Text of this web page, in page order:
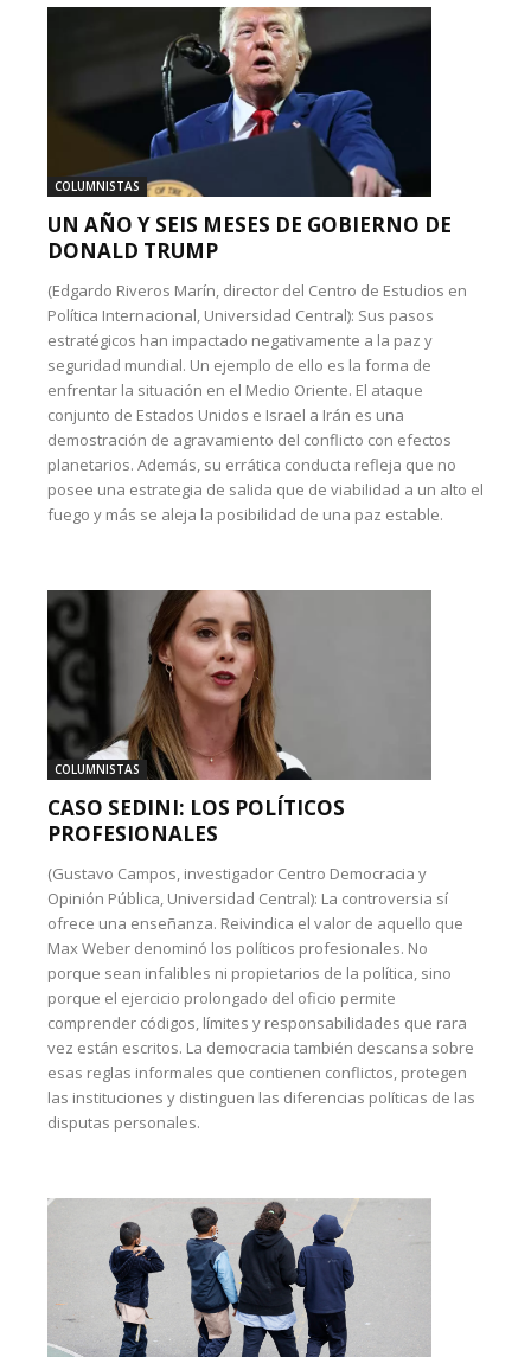
COLUMNISTAS
UN AÑO Y SEIS MESES DE GOBIERNO DE
DONALD TRUMP
(Edgardo Riveros Marín, director del Centro de Estudios en
Política Internacional, Universidad Central): Sus pasos
estratégicos han impactado negativamente a la paz y
seguridad mundial. Un ejemplo de ello es la forma de
enfrentar la situación en el Medio Oriente. El ataque
conjunto de Estados Unidos e Israel a Irán es una
demostración de agravamiento del conflicto con efectos
planetarios. Además, su errática conducta refleja que no
posee una estrategia de salida que de viabilidad a un alto el
fuego y más se aleja la posibilidad de una paz estable.
COLUMNISTAS
CASO SEDINI: LOS POLÍTICOS
PROFESIONALES
(Gustavo Campos, investigador Centro Democracia y
Opinión Pública, Universidad Central): La controversia sí
ofrece una enseñanza. Reivindica el valor de aquello que
Max Weber denominó los políticos profesionales. No
porque sean infalibles ni propietarios de la política, sino
porque el ejercicio prolongado del oficio permite
comprender códigos, límites y responsabilidades que rara
vez están escritos. La democracia también descansa sobre
esas reglas informales que contienen conflictos, protegen
las instituciones y distinguen las diferencias políticas de las
disputas personales.